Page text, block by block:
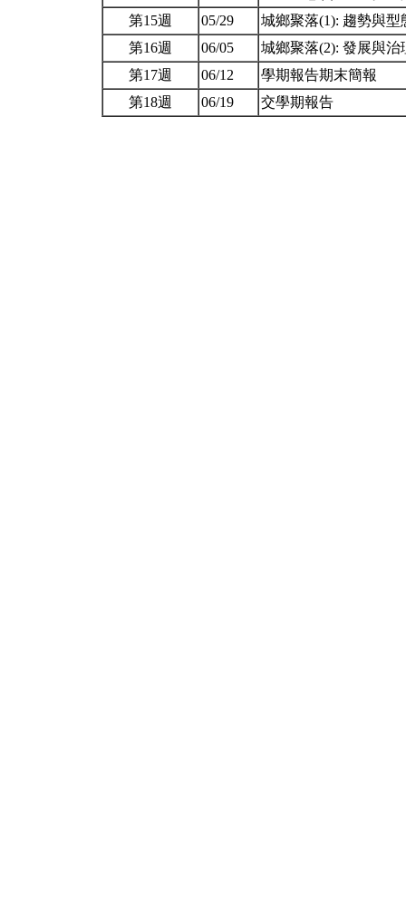
第15週
05/29
城鄉聚落(1): 趨勢與
第16週
06/05
城鄉聚落(2): 發展與
第17週
06/12
學期報告期末簡報
第18週
06/19 交學期報告